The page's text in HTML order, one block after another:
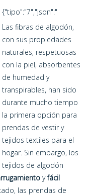
{"tipo":"7","json":"
Las fibras de algodón,
con sus propiedades
naturales, respetuosas
con la piel, absorbentes
de humedad y
transpirables, han sido
durante mucho tiempo
la primera opción para
prendas de vestir y
tejidos textiles para el
hogar. Sin embargo, los
tejidos de algodón
yfácil
las prendas de